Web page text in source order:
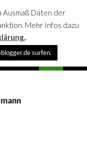
Ausmaß Daten der
Mehr Infos dazu
.
surfen.